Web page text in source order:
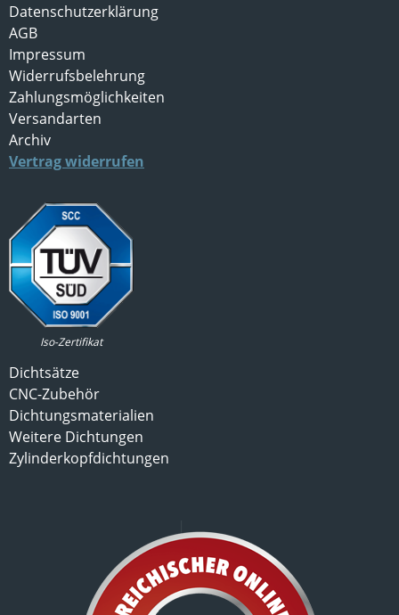
Datenschutzerklärung
AGB
Impressum
Widerrufsbelehrung
Zahlungsmöglichkeiten
Versandarten
Archiv
Vertrag widerrufen
Iso-Zertifikat
Dichtsätze
CNC-Zubehör
Dichtungsmaterialien
Weitere Dichtungen
Zylinderkopfdichtungen